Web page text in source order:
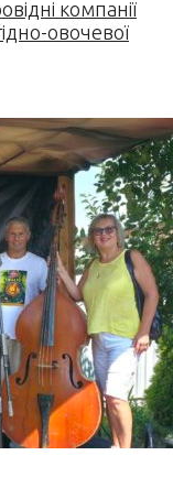
компанії
овочевої